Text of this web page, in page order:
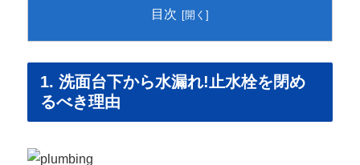
目次
1. 洗面台下から水漏れ!止水栓を閉め
るべき理由